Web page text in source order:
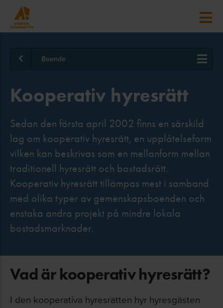
Boende
Kooperativ hyresrätt
Sedan den första april 2002 finns en särskild
lag om kooperativ hyresrätt, en upplåtelseform
vilken kan beskrivas som en mellanform mellan
traditionell hyresrätt och bostadsrätt.
Kooperativ hyresrätt tillämpas mest i samband
med olika typer av gemenskapsboenden och
enstaka andra projekt på mindre lokala
bostadsmarknader.
Vad är kooperativ hyresrätt?
I den kooperativa hyresrätten hyr hyresgästen